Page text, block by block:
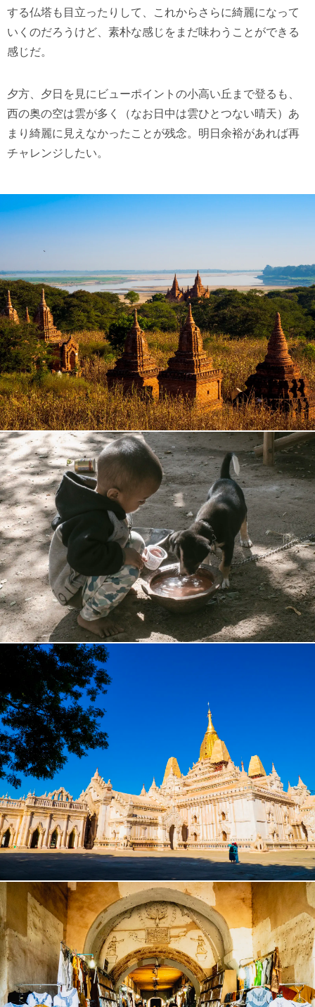
する仏塔も目立ったりして、これからさらに綺麗になって
いくのだろうけど、素朴な感じをまだ味わうことができる
感じだ。
夕方、夕日を見にビューポイントの小高い丘まで登るも、
西の奥の空は雲が多く（なお日中は雲ひとつない晴天）あ
まり綺麗に見えなかったことが残念。明日余裕があれば再
チャレンジしたい。